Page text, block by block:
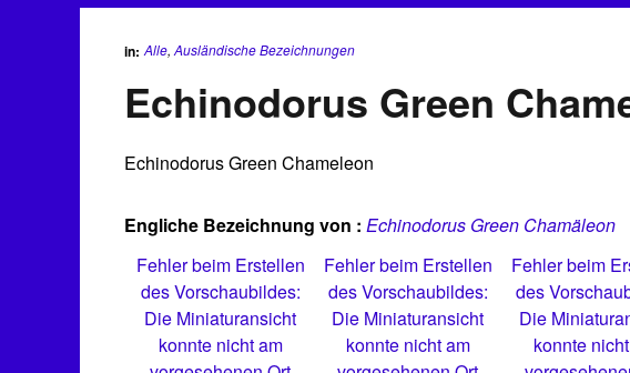
in: Alle, Ausländische Bezeichnungen
Echinodorus Green
Echinodorus Green Chameleon
Engliche Bezeichnung von : Echinodorus Green Chamäleon
Fehler beim Erstellen
des Vorschaubildes:
Die Miniaturansicht
konnte nicht am
Fehler beim Erstellen
des Vorschaubildes:
Die Miniaturansicht
konnte nicht am
Fehler beim
des
Die
konnte